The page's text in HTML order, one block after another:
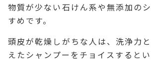
物質が少ない石けん系や無添加の
すめです。
頭皮が乾燥しがちな人は、洗浄力
えたシャンプーをチョイスするとい